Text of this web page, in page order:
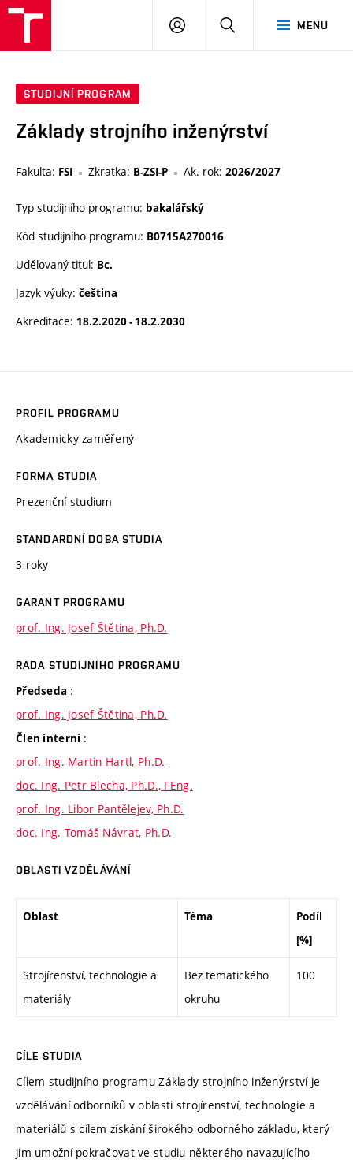
MENU
PŘIHLÁSIT
STUDIJNÍ PROGRAM
Základy strojního inženýrství
Fakulta: FSI Zkratka: B-ZSI-P Ak. rok: 2026/2027
Typ studijního programu: bakalářský
Kód studijního programu: B0715A270016
Udělovaný titul: Bc.
Jazyk výuky: čeština
Akreditace: 18.2.2020 - 18.2.2030
PROFIL PROGRAMU
Akademicky zaměřený
FORMA STUDIA
Prezenční studium
STANDARDNÍ DOBA STUDIA
3 roky
GARANT PROGRAMU
prof. Ing. Josef Štětina, Ph.D.
RADA STUDIJNÍHO PROGRAMU
Předseda :
prof. Ing. Josef Štětina, Ph.D.
Člen interní :
prof. Ing. Martin Hartl, Ph.D.
doc. Ing. Petr Blecha, Ph.D., FEng.
prof. Ing. Libor Pantělejev, Ph.D.
doc. Ing. Tomáš Návrat, Ph.D.
OBLASTI VZDĚLÁVÁNÍ
Oblast Téma
Podíl
[%]
Strojírenství, technologie a
materiály
Bez tematického
okruhu
100
CÍLE STUDIA
Cílem studijního programu Základy strojního inženýrství je
vzdělávání odborníků v oblasti strojírenství, technologie a
materiálů s cílem získání širokého odborného základu, který
jim umožní pokračovat ve studiu některého navazujícího